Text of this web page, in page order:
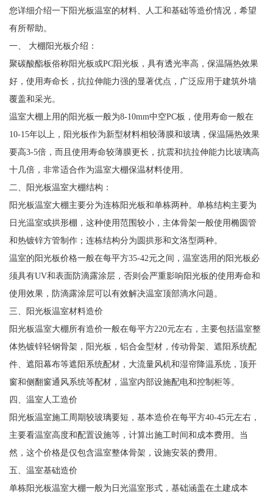
您详细介绍一下阳光板温室的材料、人工和基础等造价情况，希望
有所帮助。
一、 大棚阳光板介绍：
聚碳酸酯板俗称阳光板或PC阳光板，具有透光率高，保温隔热效果
好，使用寿命长，抗拉伸能力强的显著优点，广泛应用于建筑外墙
覆盖和采光。
温室大棚上用的阳光板一般为8-10mm中空PC板，使用寿命一般在
10-15年以上，阳光板作为新型材料相较薄膜和玻璃，保温隔热效果
要高3-5倍，而且使用寿命较薄膜更长，抗震和抗拉伸能力比玻璃高
十几倍，非常适合作为温室大棚保温材料使用。
二、阳光板温室大棚结构：
阳光板温室大棚主要分为连栋阳光板和单栋两种。单栋结构主要为
日光温室或拱形棚，这种使用范围较小，主体骨架一般使用椭圆管
和热镀锌方管制作；连栋结构分为圆拱形和文洛型两种。
温室的阳光板价格一般在每平方35-42元之间，温室选用的阳光板必
须具有UV和表面防滴露涂层，否则会严重影响阳光板的使用寿命和
使用效果，防滴露涂层可以有效解决温室顶部滴水问题。
三、阳光板温室材料造价
阳光板温室大棚所有造价一般在每平方220元左右，主要包括温室整
体热镀锌轻钢骨架，阳光板，铝合金型材，传动骨架、遮阳系统配
件、遮阳幕布等遮阳系统配材，大流量风机和湿帘降温系统，顶开
窗和侧翻窗通风系统等配材，温室内部设施配电和控制柜等。
四、温室人工造价
阳光板温室施工周期较玻璃要短，基本造价在每平方40-45元左右，
主要看温室高度和配置设施等，计算出施工时间和成本费用。当
然，这个价格是仅包含温室整体骨架，设施安装的费用。
五、温室基础造价
单栋阳光板温室大棚一般为日光温室形式，基础涵盖在土建成本